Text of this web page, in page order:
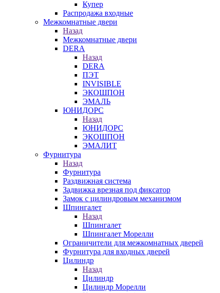
Купер
Распродажа входные
Межкомнатные двери
Назад
Межкомнатные двери
DERA
Назад
DERA
ПЭТ
INVISIBLE
ЭКОШПОН
ЭМАЛЬ
ЮНИДОРС
Назад
ЮНИДОРС
ЭКОШПОН
ЭМАЛИТ
Фурнитура
Назад
Фурнитура
Раздвижная система
Задвижка врезная под фиксатор
Замок с цилиндровым механизмом
Шпингалет
Назад
Шпингалет
Шпингалет Морелли
Ограничители для межкомнатных дверей
Фурнитура для входных дверей
Цилиндр
Назад
Цилиндр
Цилиндр Морелли